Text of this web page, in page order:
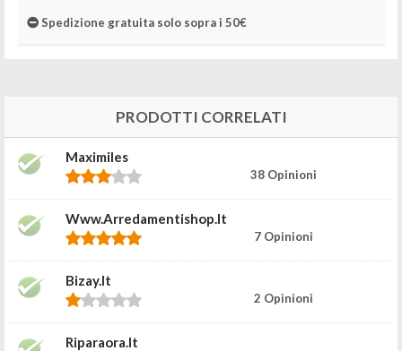
Spedizione gratuita solo sopra i 50€
PRODOTTI CORRELATI
Maximiles
38 Opinioni
Www.arredamentishop.it
7 Opinioni
Bizay.it
2 Opinioni
Riparaora.it